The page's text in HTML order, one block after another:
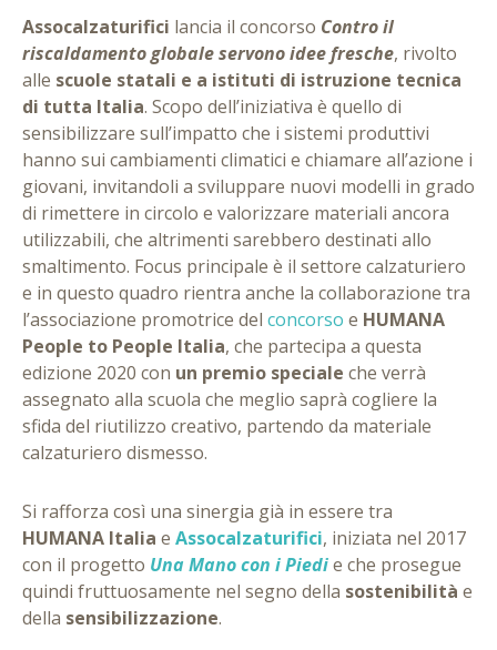
Assocalzaturifici lancia il concorso Contro il
riscaldamento globale servono idee fresche, rivolto
alle scuole statali e a istituti di istruzione tecnica
di tutta Italia. Scopo dell’iniziativa è quello di
sensibilizzare sull’impatto che i sistemi produttivi
hanno sui cambiamenti climatici e chiamare all’azione i
giovani, invitandoli a sviluppare nuovi modelli in grado
di rimettere in circolo e valorizzare materiali ancora
utilizzabili, che altrimenti sarebbero destinati allo
smaltimento. Focus principale è il settore calzaturiero
e in questo quadro rientra anche la collaborazione tra
l’associazione promotrice del concorso e HUMANA
People to People Italia, che partecipa a questa
edizione 2020 con un premio speciale che verrà
assegnato alla scuola che meglio saprà cogliere la
sfida del riutilizzo creativo, partendo da materiale
calzaturiero dismesso.
Si rafforza così una sinergia già in essere tra
HUMANA Italia e Assocalzaturifici, iniziata nel 2017
con il progetto Una Mano con i Piedie che prosegue
quindi fruttuosamente nel segno della sostenibilità e
della sensibilizzazione.